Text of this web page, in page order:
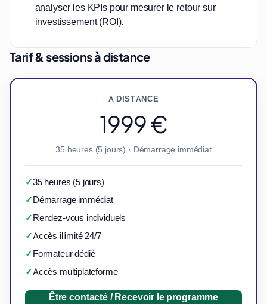
analyser les KPIs pour mesurer le retour sur
investissement (ROI).
Tarif & sessions à distance
A DISTANCE
1999 €
35 heures (5 jours) · Démarrage immédiat
✓35 heures (5 jours)
✓Démarrage immédiat
✓Rendez-vous individuels
✓Accès illimité 24/7
✓Formateur dédié
✓Accès multiplateforme
Être contacté / Recevoir le programme